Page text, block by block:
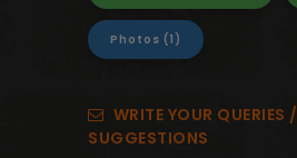
Photos (1)
WRITE YOUR QUERIES /
SUGGESTIONS